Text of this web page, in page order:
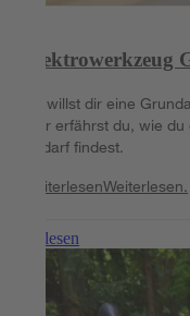
Elektrowerkzeug
Du willst dir eine
Hier erfährst du, wie
Bedarf findest.
WeiterlesenWeiterlesen.
Weiterlesen